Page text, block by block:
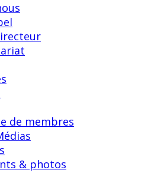
de membres
& photos